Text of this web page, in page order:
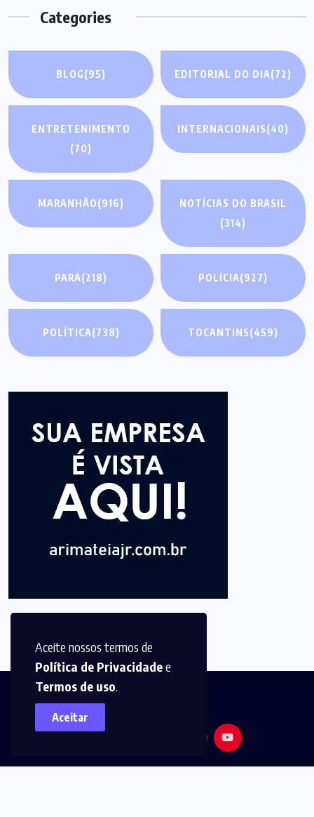
Aceite nossos termos de
Política de Privacidadee
Termos de uso.
Aceitar
Categories
BLOG(95) EDITORIAL DO DIA(72)
ENTRETENIMENTO
(70)
INTERNACIONAIS(40)
MARANHÃO(916)
NOTÍCIAS DO BRASIL
(314)
PARÁ(218) POLÍCIA(927)
POLÍTICA(738) TOCANTINS(459)